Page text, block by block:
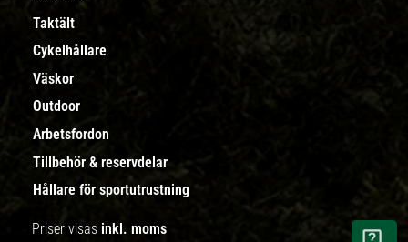
Taktält
Cykelhållare
Väskor
Outdoor
Arbetsfordon
Tillbehör & reservdelar
Hållare för sportutrustning
Priser visas inkl. moms